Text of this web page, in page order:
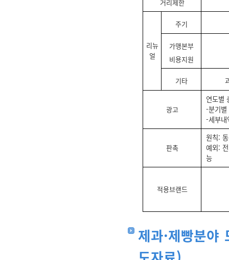
거리제한
리뉴
얼
주기
가맹본부
비용지원
기타
광고
연도별
-분기별
-세부내
판촉
원칙:
예외:
능
적용브랜드
제과·제빵분